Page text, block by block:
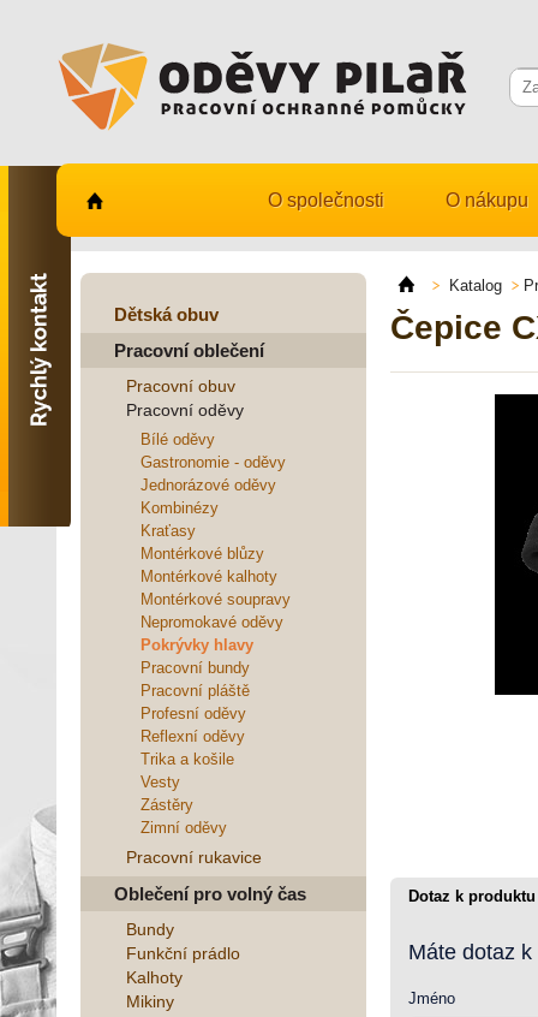
O společnosti O nákupu
Dětská obuv
Pracovní oblečení
Pracovní obuv
Pracovní oděvy
Bílé oděvy
Gastronomie - oděvy
Jednorázové oděvy
Kombinézy
Kraťasy
Montérkové blůzy
Montérkové kalhoty
Montérkové soupravy
Nepromokavé oděvy
Pokrývky hlavy
Pracovní bundy
Pracovní pláště
Profesní oděvy
Reflexní oděvy
Trika a košile
Vesty
Zástěry
Zimní oděvy
Pracovní rukavice
Oblečení pro volný čas
Bundy
Funkční prádlo
Kalhoty
Mikiny
Katalog
Čepice
Dotaz k produktu
Máte dotaz
Jméno
Kontaktujte nás
731 482 530
info@odevy-pilar.cz
Provozovna:
Hradec Králové
Provozovna:
Stavební 1140, 500 03
Hradec Králové